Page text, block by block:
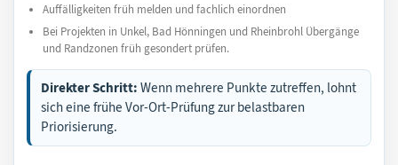
Auffälligkeiten früh melden und fachlich einordnen
Bei Projekten in Unkel, Bad Hönningen und Rheinbrohl Übergänge
und Randzonen früh gesondert prüfen.
Direkter Schritt: Wenn mehrere Punkte zutreffen, lohnt
sich eine frühe Vor-Ort-Prüfung zur belastbaren
Priorisierung.